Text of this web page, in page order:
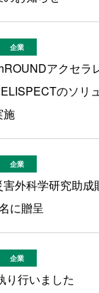
企業
アクセラ
のソリ
施
企業
外科学研究助成
に贈呈
企業
り行いました